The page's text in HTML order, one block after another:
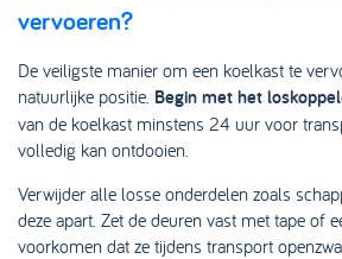
vervoeren?
De veiligste manier om een koelkast te
natuurlijke positie. Begin met het
van de koelkast minstens 24 uur voor
volledig kan ontdooien.
Verwijder alle losse onderdelen zoals
deze apart. Zet de deuren vast met tape of
voorkomen dat ze tijdens transport